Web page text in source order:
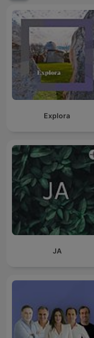
Explora
JA